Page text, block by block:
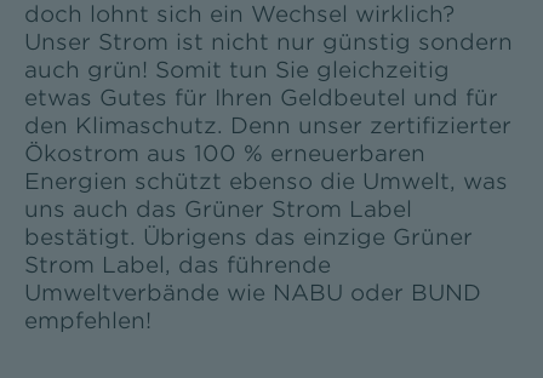
doch lohnt sich ein Wechsel wirklich?
Unser Strom ist nicht nur günstig sondern
auch grün! Somit tun Sie gleichzeitig
etwas Gutes für Ihren Geldbeutel und für
den Klimaschutz. Denn unser zertifizierter
Ökostrom aus 100 % erneuerbaren
Energien schützt ebenso die Umwelt, was
uns auch das Grüner Strom Label
bestätigt. Übrigens das einzige Grüner
Strom Label, das führende
Umweltverbände wie NABU oder BUND
empfehlen!